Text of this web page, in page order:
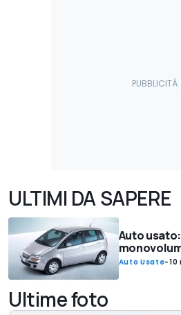
ULTIMI DA SAPERE
Auto
Auto Usate-10
Ultime foto